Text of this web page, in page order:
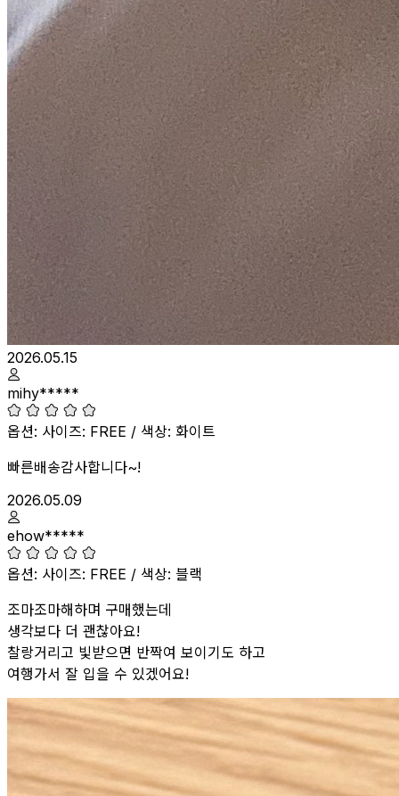
2026.05.15
mihy*****
구매 옵션:
옵션: 사이즈: FREE / 색상: 화이트
빠른배송감사합니다~!
2026.05.09
ehow*****
구매 옵션:
옵션: 사이즈: FREE / 색상: 블랙
조마조마해하며 구매했는데
생각보다 더 괜찮아요!
찰랑거리고 빛받으면 반짝여 보이기도 하고
여행가서 잘 입을 수 있겠어요!